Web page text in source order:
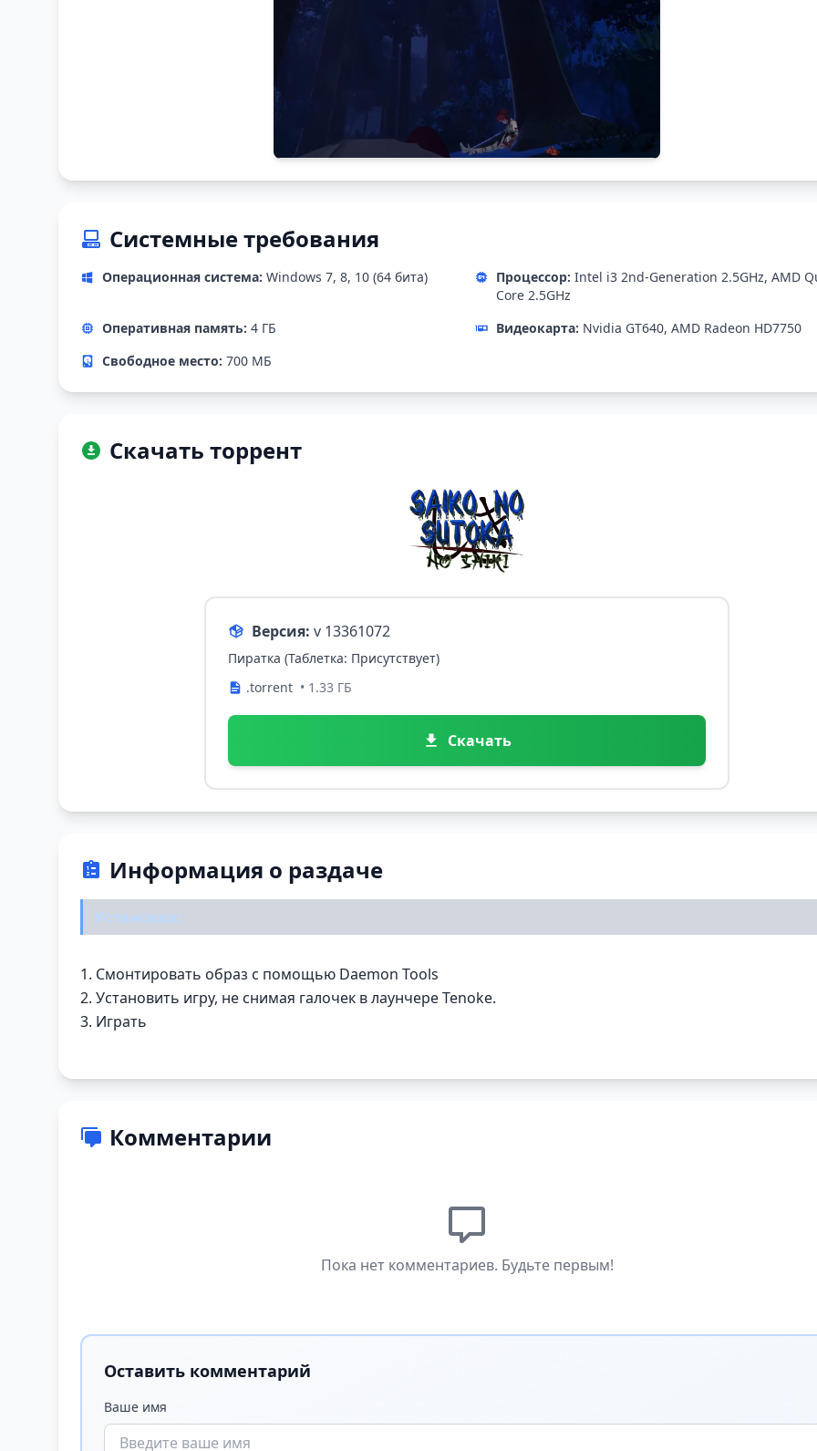
Системные требования
Операционная система: Windows 7, 8, 10 (64 бита) Процессор: Intel i3 2nd-Generation 2.5GHz, AMD
Core 2.5GHz
Оперативная память: 4 ГБ Видеокарта: Nvidia GT640, AMD Radeon HD7750
Свободное место: 700 МБ
Скачать торрент
Версия: v 13361072
Пиратка (Таблетка: Присутствует)
.torrent • 1.33 ГБ
Скачать
Информация о раздаче
Установка:
1. Смонтировать образ с помощью Daemon Tools
2. Установить игру, не снимая галочек в лаунчере Tenoke.
3. Играть
Комментарии
Пока нет комментариев. Будьте первым!
Оставить комментарий
Ваше имя